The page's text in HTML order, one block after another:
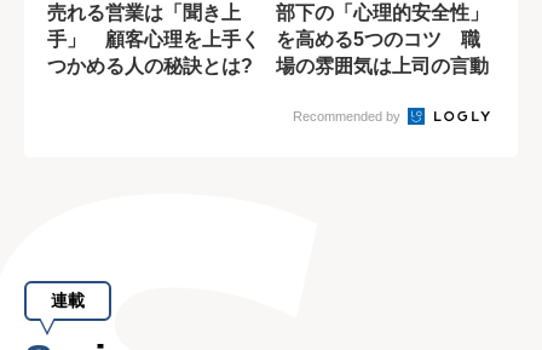
売れる営業は「聞き上
手」 顧客心理を上手く
つかめる人の秘訣とは?
部下の「心理的安全性」
を高める5つのコツ 職
場の雰囲気は上司の言動
Recommended by
連載